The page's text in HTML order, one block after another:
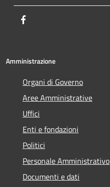
Amministrazione
Organi di Governo
Aree Amministrative
Uffici
Enti e fondazioni
Politici
Personale Amministrativo
Documenti e dati